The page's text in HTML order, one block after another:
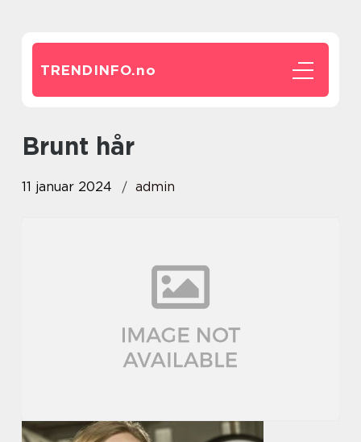
TRENDINFO.no
brunt hår
11 januar 2024 admin